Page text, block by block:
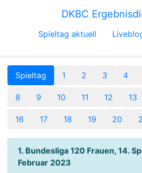
DKBC
Spieltag aktuell
Spieltag 1 2 3 4
8 9 10 11 12 13
16 17 18 19 20
1. Bundesliga 120 Frauen, 14.
Februar 2023